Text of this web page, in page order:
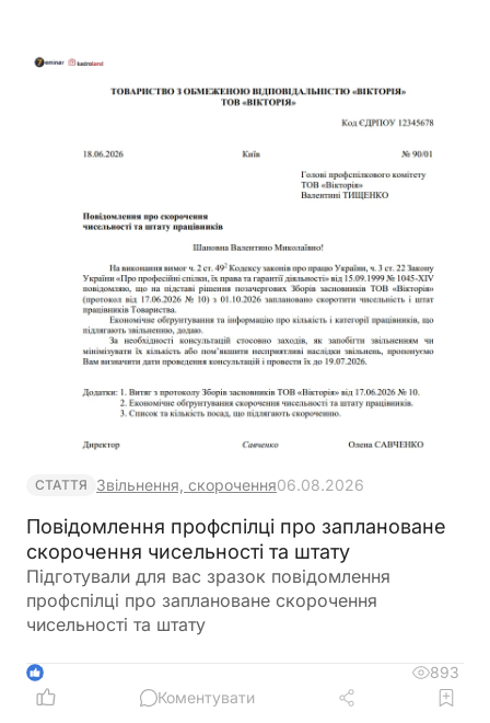
СТАТТЯ Звільнення, скорочення06.08.2026
Повідомлення профспілці про заплановане
скорочення чисельності та штату
Підготували для вас зразок повідомлення
профспілці про заплановане скорочення
чисельності та штату
1
893
Коментувати